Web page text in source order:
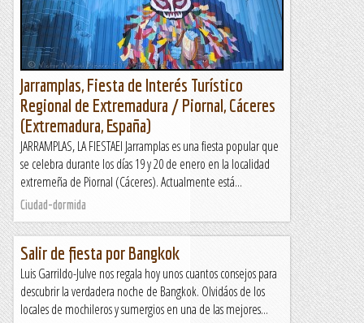
Jarramplas, Fiesta de Interés Turístico
Regional de Extremadura / Piornal, Cáceres
(Extremadura, España)
JARRAMPLAS, LA FIESTAEl Jarramplas es una fiesta popular que
se celebra durante los días 19 y 20 de enero en la localidad
extremeña de Piornal (Cáceres). Actualmente está...
Ciudad-dormida
Salir de fiesta por Bangkok
Luis Garrildo-Julve nos regala hoy unos cuantos consejos para
descubrir la verdadera noche de Bangkok. Olvidáos de los
locales de mochileros y sumergios en una de las mejores...